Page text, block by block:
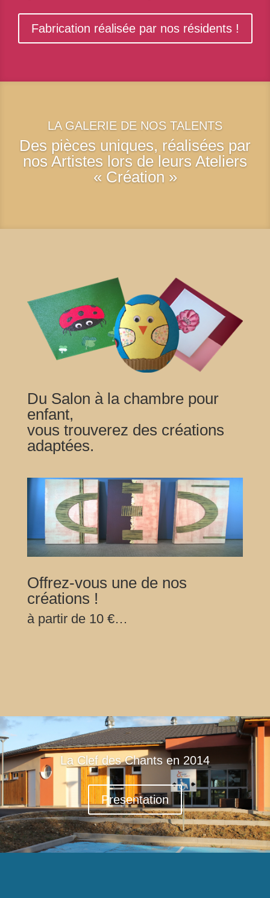
Fabrication réalisée par nos résidents !
LA GALERIE DE NOS TALENTS
Des pièces uniques, réalisées par
nos Artistes lors de leurs Ateliers
« Création »
Du Salon à la chambre pour
enfant,
vous trouverez des créations
adaptées.
Offrez-vous une de nos
créations !
à partir de 10 €…
La Clef des Chants en 2014
Presentation